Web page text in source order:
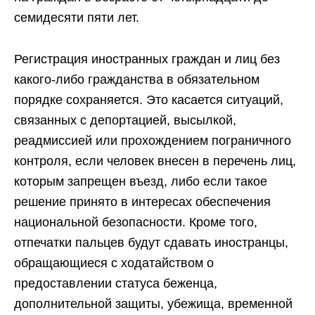
семидесяти пяти лет.
Регистрация иностранных граждан и лиц без
какого-либо гражданства в обязательном
порядке сохраняется. Это касается ситуаций,
связанных с депортацией, высылкой,
реадмиссией или прохождением пограничного
контроля, если человек внесен в перечень лиц,
которым запрещен въезд, либо если такое
решение принято в интересах обеспечения
национальной безопасности. Кроме того,
отпечатки пальцев будут сдавать иностранцы,
обращающиеся с ходатайством о
предоставлении статуса беженца,
дополнительной защиты, убежища, временной